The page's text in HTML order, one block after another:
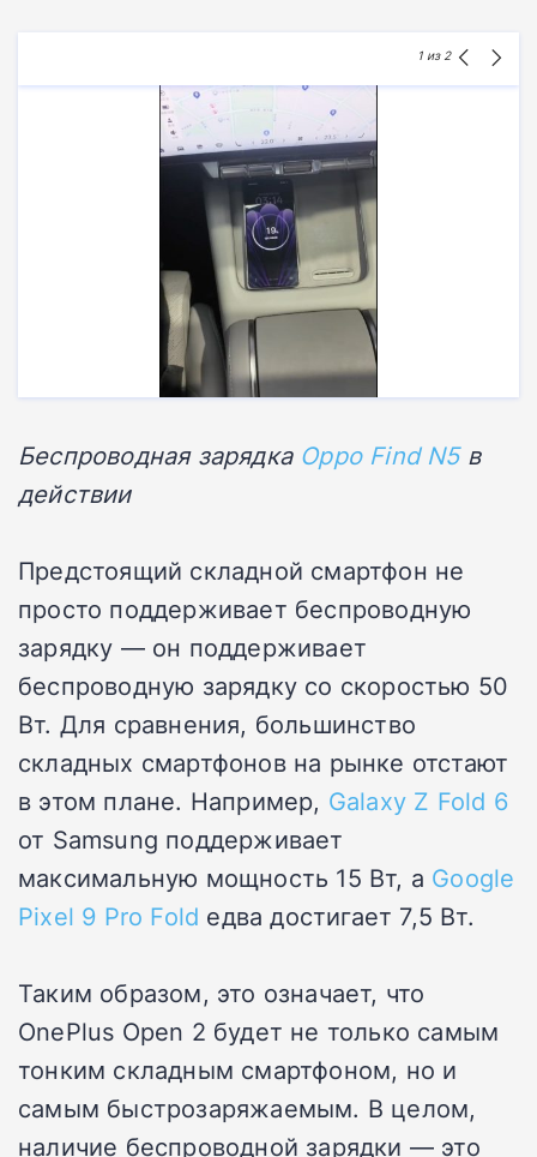
1 из 2
Беспроводная зарядка Oppo Find N5в
действии
Предстоящий складной смартфон не
просто поддерживает беспроводную
зарядку — он поддерживает
беспроводную зарядку со скоростью 50
Вт. Для сравнения, большинство
складных смартфонов на рынке отстают
в этом плане. Например, Galaxy Z Fold 6
от Samsung поддерживает
максимальную мощность 15 Вт, а Google
Pixel 9 Pro Fold едва достигает 7,5 Вт.
Таким образом, это означает, что
OnePlus Open 2 будет не только самым
тонким складным смартфоном, но и
самым быстрозаряжаемым. В целом,
наличие беспроводной зарядки — это